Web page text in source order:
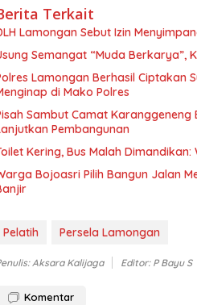
Terkait
Lamongan Sebut Izin
Semangat “Muda Berkarya”,
Lamongan Berhasil Ciptakan
di Mako Polres
Sambut Camat
Pembangunan
Kering, Bus Malah
Bojoasri Pilih Bangun Jalan
Pelatih Persela Lamongan
Aksara Kalijaga Editor: P Bayu S
Komentar